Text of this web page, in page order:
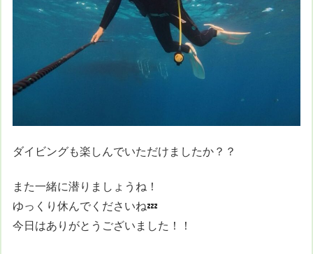
ダイビングも楽しんでいただけましたか？？
また一緒に潜りましょうね！
ゆっくり休んでくださいね💤
今日はありがとうございました！！